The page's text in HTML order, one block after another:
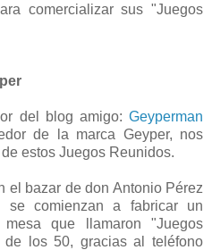
comercializar sus "Juegos
del blog amigo: Geyperman
de la marca Geyper, nos
estos Juegos Reunidos.
el bazar de don Antonio Pérez
se comienzan a fabricar un
que llamaron "Juegos
de los 50, gracias al teléfono